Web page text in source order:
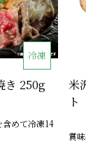
冷凍
き 250g
めて冷凍14
米
ト
賞